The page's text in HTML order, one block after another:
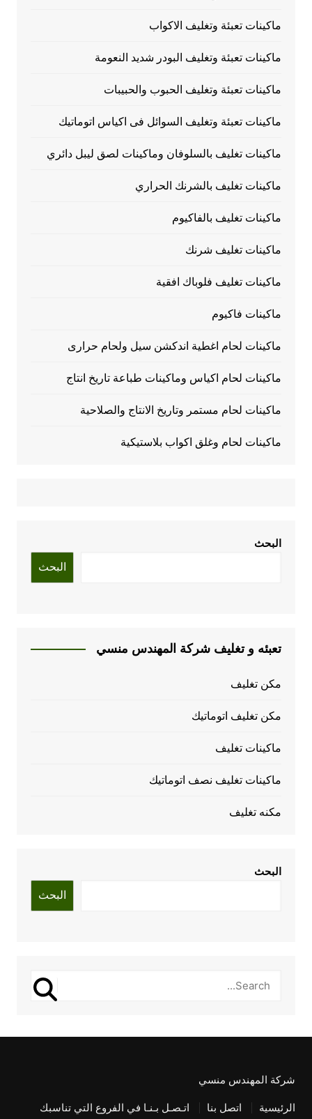
ماكينات تعبئة وتغليف الاكواب
ماكينات تعبئة وتغليف البودر شديد النعومة
ماكينات تعبئة وتغليف الحبوب والحبيبات
ماكينات تعبئة وتغليف السوائل فى اكياس اتوماتيك
ماكينات تغليف بالسلوفان وماكينات لصق ليبل دائري
ماكينات تغليف بالشرنك الحراري
ماكينات تغليف بالفاكيوم
ماكينات تغليف شرنك
ماكينات تغليف فلوباك افقية
ماكينات فاكيوم
ماكينات لحام اغطية اندكشن سيل ولحام حرارى
ماكينات لحام اكياس وماكينات طباعة تاريخ انتاج
ماكينات لحام مستمر وتاريخ الانتاج والصلاحية
ماكينات لحام وغلق اكواب بلاستيكية
البحث
البحث
تعبئه و تغليف شركة المهندس منسي
مكن تغليف
مكن تغليف اتوماتيك
ماكينات تغليف
ماكينات تغليف نصف اتوماتيك
مكنه تغليف
البحث
البحث
شركة المهندس منسي
الرئيسية اتصل بنا اتـصـل بـنـا في الفروع التي تناسبك